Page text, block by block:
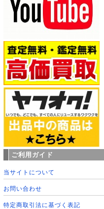
ご利用ガイド
当サイトについて
お問い合わせ
特定商取引法に基づく表記